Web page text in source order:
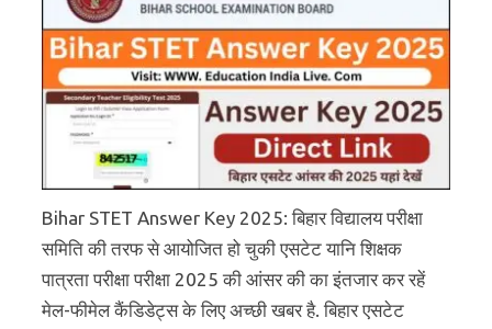
Bihar STET Answer Key 2025: बिहार विद्यालय परीक्षा
समिति की तरफ से आयोजित हो चुकी एसटेट यानि शिक्षक
पात्रता परीक्षा परीक्षा 2025 की आंसर की का इंतजार कर रहें
मेल-फीमेल कैंडिडेट्स के लिए अच्छी खबर है. बिहार एसटेट